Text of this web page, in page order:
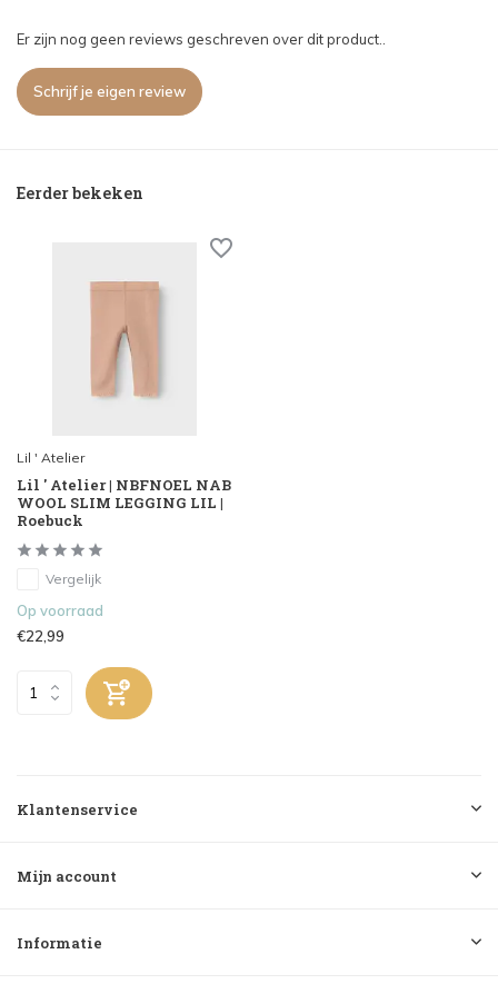
Er zijn nog geen reviews geschreven over dit product..
Schrijf je eigen review
Eerder bekeken
Lil ' Atelier
Lil ' Atelier | NBFNOEL NAB
WOOL SLIM LEGGING LIL |
Roebuck
Vergelijk
Op voorraad
€22,99
Klantenservice
Mijn account
Informatie